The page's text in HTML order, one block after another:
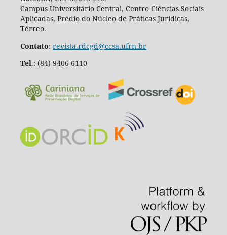
Campus Universitário Central, Centro Ciências Sociais
Aplicadas, Prédio do Núcleo de Práticas Jurídicas,
Térreo.
Contato: revista.rdcgd@ccsa.ufrn.br
Tel.: (84) 9406-6110